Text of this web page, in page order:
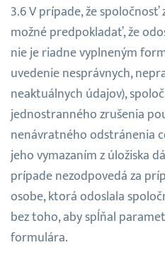
V prípade, že spoločnosť
možné predpokladať, že
nie je riadne vyplneným
uvedenie nesprávnych,
neaktuálnych údajov),
jednostranného zrušenia
nenávratného odstránenia
jeho vymazaním z úložiska
prípade nezodpovedá za
osobe, ktorá odoslala
bez toho, aby spĺňal
formulára.